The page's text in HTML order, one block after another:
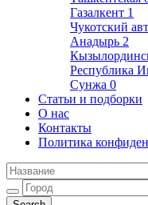
Газалкент 1
Чукотский
Анадырь 2
Республика
Сунжа 0
Статьи и подборки
О нас
Контакты
Политика